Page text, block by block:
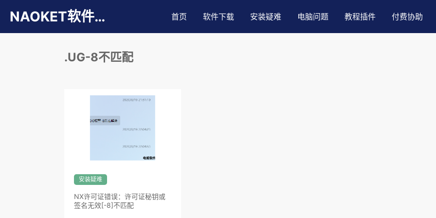
NAOKET软件库 首页 软件下载 安装疑难 电脑问题 教程插件 付费协助
.UG-8不匹配
安装疑难
NX许可证错误：许可证秘钥或
签名无效[-8]不匹配